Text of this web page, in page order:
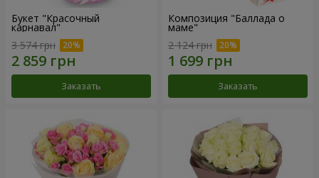
Букет "Красочный
карнавал"
3 574 грн
Заказать
Композиция "Баллада о
маме"
2 124 грн
Заказать